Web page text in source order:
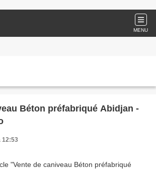
MENU
Béton préfabriqué Abidjan -
12:53